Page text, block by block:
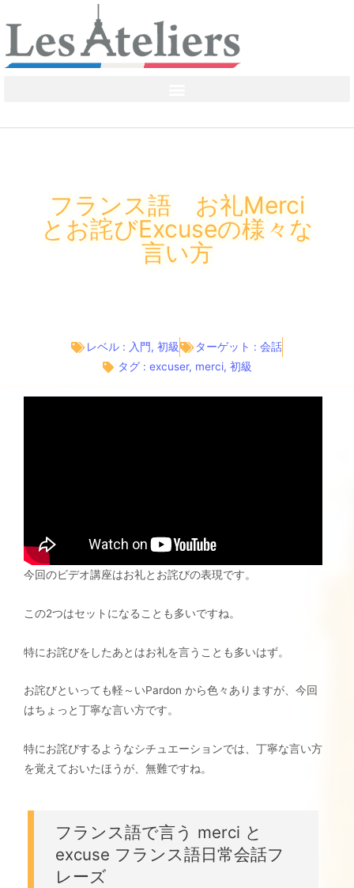
フランス語 お礼Merci
とお詫びExcuseの様々な
言い方
レベル : 入門, 初級 ターゲット : 会話
タグ : excuser, merci, 初級
今回のビデオ講座はお礼とお詫びの表現です。
この2つはセットになることも多いですね。
特にお詫びをしたあとはお礼を言うことも多いはず。
お詫びといっても軽～いPardon から色々ありますが、今回
はちょっと丁寧な言い方です。
特にお詫びするようなシチュエーションでは、丁寧な言い方
を覚えておいたほうが、無難ですね。
フランス語で言う merci と
excuse フランス語日常会話フ
レーズ